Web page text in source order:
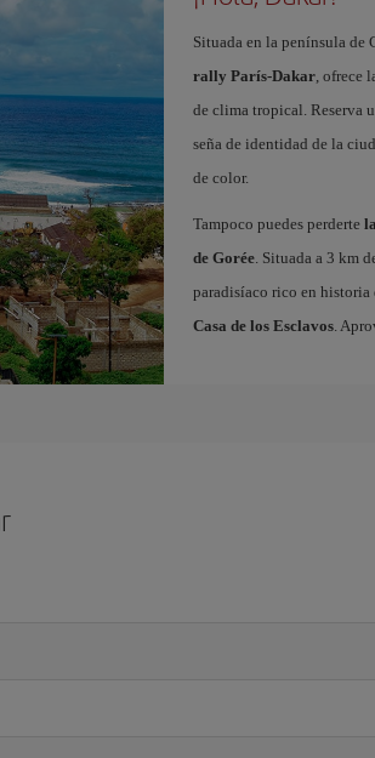
Situada en la península de
rally París-Dakar, ofrece
de clima tropical. Reserva
seña de identidad de la
de color.
Tampoco puedes perderte
de Gorée. Situada a 3 km
paradisíaco rico en historia
Casa de los Esclavos.